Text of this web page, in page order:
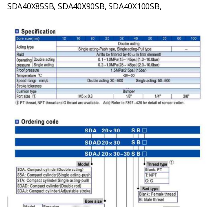
SDA40X85SB, SDA40X90SB, SDA40X100SB,